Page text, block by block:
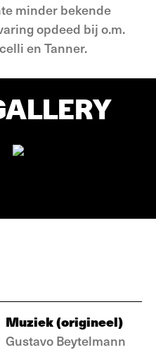
minder bekende
opdeed bij o.m.
en Tanner.
Muziek (origineel)
Gustavo Beytelmann